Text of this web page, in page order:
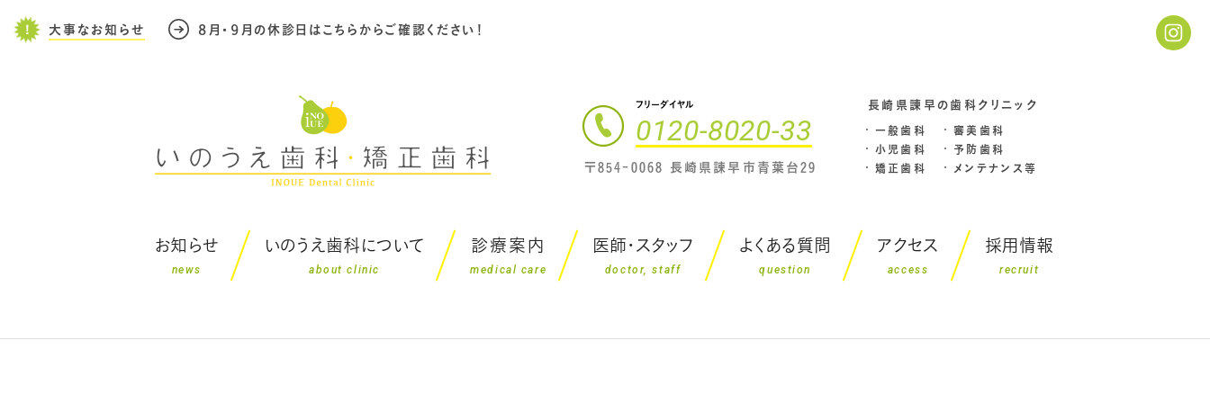
大事なお知らせ ８月・９月の休診日はこちらからご確認ください！
フリーダイヤル
0120-8020-33
〒854-0068 長崎県諫早市青葉台29
長崎県諌早の歯科クリニック
一般歯科
小児歯科
矯正歯科
審美歯科
予防歯科
メンテナンス等
お知らせ
news
いのうえ歯科について
about clinic
診療案内
medical care
医師・スタッフ
doctor, staff
よくある質問
question
アクセス
access
採用情報
recruit